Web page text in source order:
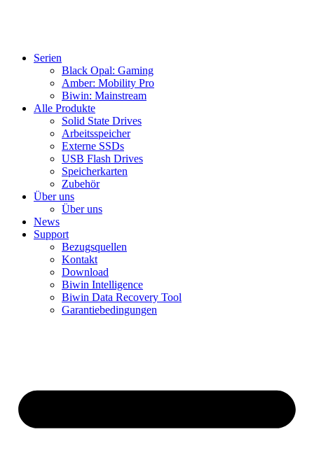
Serien
Black Opal: Gaming
Amber: Mobility Pro
Biwin: Mainstream
Alle Produkte
Solid State Drives
Arbeitsspeicher
Externe SSDs
USB Flash Drives
Speicherkarten
Zubehör
Über uns
Über uns
News
Support
Bezugsquellen
Kontakt
Download
Biwin Intelligence
Biwin Data Recovery Tool
Garantiebedingungen